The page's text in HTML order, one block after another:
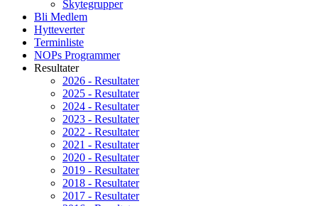
Skytegrupper
Bli Medlem
Hytteverter
Terminliste
NOPs Programmer
Resultater
2026 - Resultater
2025 - Resultater
2024 - Resultater
2023 - Resultater
2022 - Resultater
2021 - Resultater
2020 - Resultater
2019 - Resultater
2018 - Resultater
2017 - Resultater